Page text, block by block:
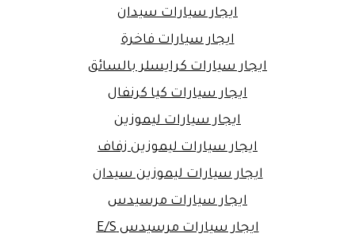
ايجار سيارات سيدان
ايجار سيارات فاخرة
ايجار سيارات كرايسلر بالسائق
ايجار سيارات كيا كرنفال
ايجار سيارات ليموزين
ايجار سيارات ليموزين زفاف
ايجار سيارات ليموزين سيدان
ايجار سيارات مرسيدس
ايجار سيارات مرسيدس E/S